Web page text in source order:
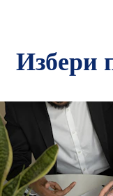
Избери